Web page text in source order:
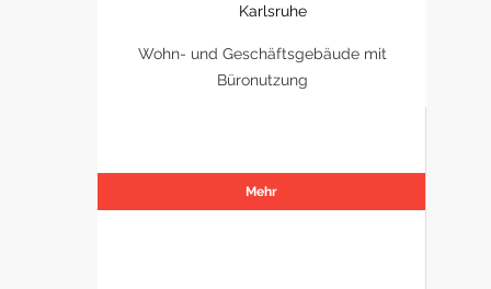
Karlsruhe
Wohn- und Geschäftsgebäude mit
Büronutzung
Mehr